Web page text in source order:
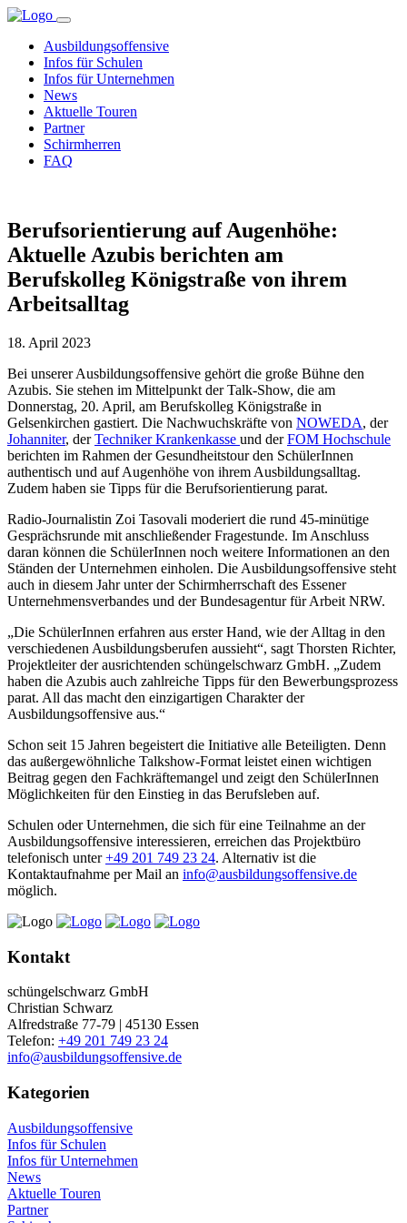
Ausbildungsoffensive
Infos für Schulen
Infos für Unternehmen
News
Aktuelle Touren
Partner
Schirmherren
FAQ
Berufsorientierung auf Augenhöhe:
Aktuelle Azubis berichten am
Berufskolleg Königstraße von ihrem
Arbeitsalltag
18. April 2023
Bei unserer Ausbildungsoffensive gehört die große Bühne den
Azubis. Sie stehen im Mittelpunkt der Talk-Show, die am
Donnerstag, 20. April, am Berufskolleg Königstraße in
Gelsenkirchen gastiert. Die Nachwuchskräfte von NOWEDA, der
Johanniter, derTechniker Krankenkasse und derFOM Hochschule
berichten im Rahmen der Gesundheitstour den SchülerInnen
authentisch und auf Augenhöhe von ihrem Ausbildungsalltag.
Zudem haben sie Tipps für die Berufsorientierung parat.
Radio-Journalistin Zoi Tasovali moderiert die rund 45-minütige
Gesprächsrunde mit anschließender Fragestunde. Im Anschluss
daran können die SchülerInnen noch weitere Informationen an den
Ständen der Unternehmen einholen. Die Ausbildungsoffensive steht
auch in diesem Jahr unter der Schirmherrschaft des Essener
Unternehmensverbandes und der Bundesagentur für Arbeit NRW.
„Die SchülerInnen erfahren aus erster Hand, wie der Alltag in den
verschiedenen Ausbildungsberufen aussieht“, sagt Thorsten Richter,
Projektleiter der ausrichtenden schüngelschwarz GmbH. „Zudem
haben die Azubis auch zahlreiche Tipps für den Bewerbungsprozess
parat. All das macht den einzigartigen Charakter der
Ausbildungsoffensive aus.“
Schon seit 15 Jahren begeistert die Initiative alle Beteiligten. Denn
das außergewöhnliche Talkshow-Format leistet einen wichtigen
Beitrag gegen den Fachkräftemangel und zeigt den SchülerInnen
Möglichkeiten für den Einstieg in das Berufsleben auf.
Schulen oder Unternehmen, die sich für eine Teilnahme an der
Ausbildungsoffensive interessieren, erreichen das Projektbüro
telefonisch unter+49 201 749 23 24. Alternativ ist die
Kontaktaufnahme per Mail an info@ausbildungsoffensive.de
möglich.
Kontakt
schüngelschwarz GmbH
Christian Schwarz
Alfredstraße 77-79 | 45130 Essen
Telefon: +49 201 749 23 24
info@ausbildungsoffensive.de
Kategorien
Ausbildungsoffensive
Infos für Schulen
Infos für Unternehmen
News
Aktuelle Touren
Partner